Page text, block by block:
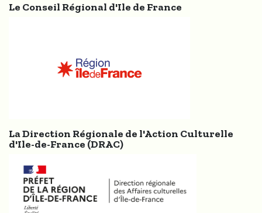
Le Conseil Régional d'Ile de France
La Direction Régionale de l'Action Culturelle
d'Ile-de-France (DRAC)